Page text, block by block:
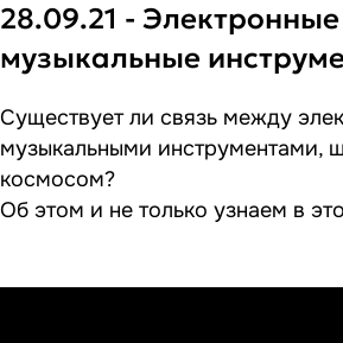
28.09.21 - Электронные
музыкальные
Существует ли связь между
музыкальными инструментами,
космосом?
Об этом и не только узнаем в